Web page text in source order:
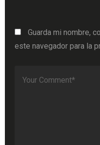
Guarda mi nombre,
este navegador para la